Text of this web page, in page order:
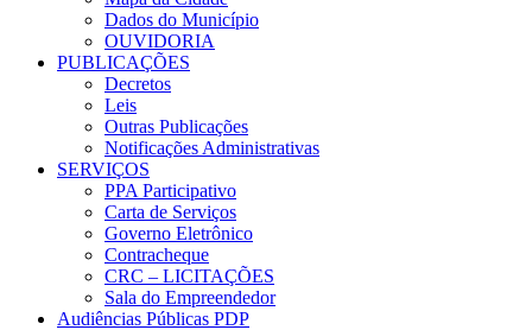
Dados do Município
OUVIDORIA
PUBLICAÇÕES
Decretos
Leis
Outras Publicações
Notificações Administrativas
SERVIÇOS
PPA Participativo
Carta de Serviços
Governo Eletrônico
Contracheque
CRC – LICITAÇÕES
Sala do Empreendedor
Audiências Públicas PDP